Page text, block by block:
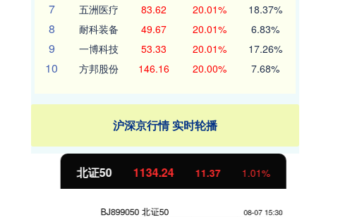
7 五洲医疗 83.62 20.01% 18.37%
8 耐科装备 49.67 20.01% 6.83%
9 一博科技 53.33 20.01% 17.26%
10 方邦股份 146.16 20.00% 7.68%
沪深京行情 实时轮播
北证50 1134.24 11.37 1.01%